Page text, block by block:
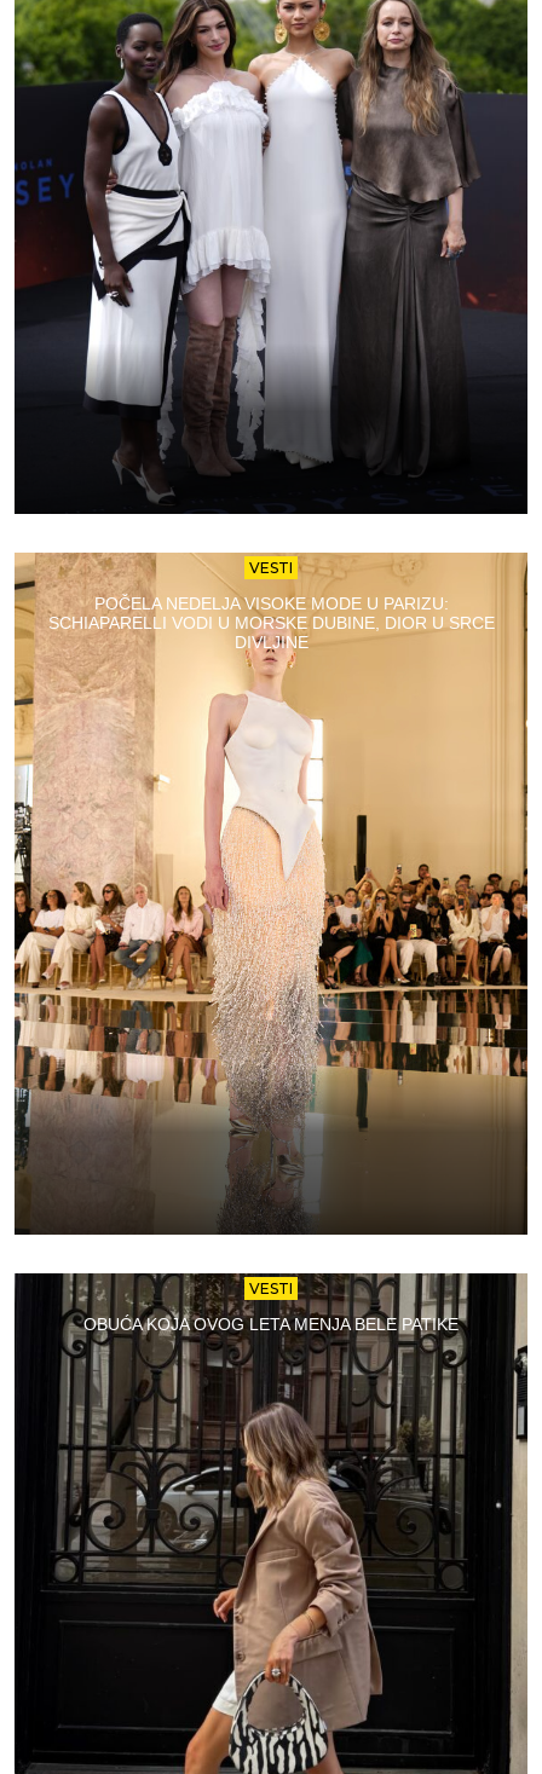
VESTI
POČELA NEDELJA VISOKE MODE U PARIZU:
SCHIAPARELLI VODI U MORSKE DUBINE, DIOR U SRCE
DIVLJINE
VESTI
OBUĆA KOJA OVOG LETA MENJA BELE PATIKE